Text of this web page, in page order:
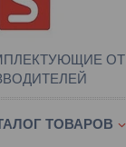
ОТ
ТОВАРОВ